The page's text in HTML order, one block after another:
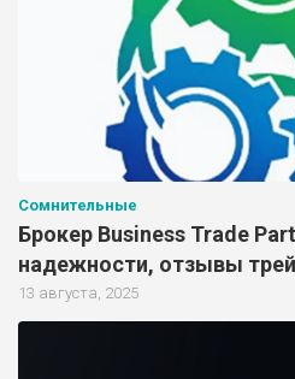
Сомнительные
Брокер Business Trade
надежности, отзывы
13 августа, 2025